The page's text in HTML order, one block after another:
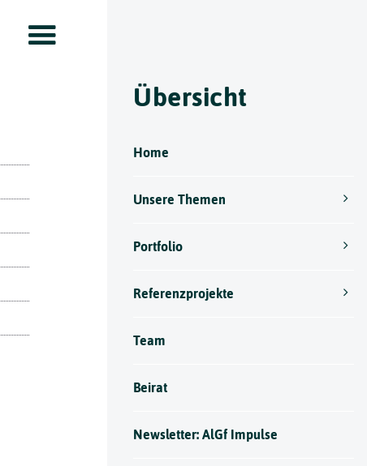
Übersicht
Home
Unsere Themen
Portfolio
Referenzprojekte
Team
Beirat
Newsletter: AlGf Impulse